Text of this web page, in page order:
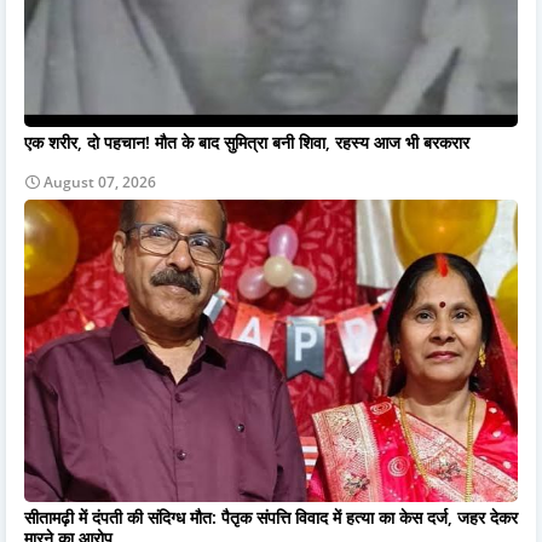
एक शरीर, दो पहचान! मौत के बाद सुमित्रा बनी शिवा, रहस्य आज भी बरकरार
August 07, 2026
सीतामढ़ी में दंपती की संदिग्ध मौत: पैतृक संपत्ति विवाद में हत्या का केस दर्ज, जहर देकर